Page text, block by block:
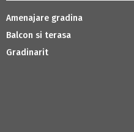
Amenajare gradina
Balcon si terasa
Gradinarit